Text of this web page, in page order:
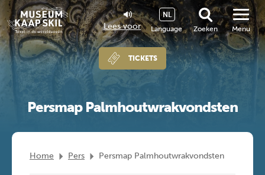
Lees voor Language
NL
Zoeken
TICKETS
Menu
Persmap Palmhoutwrakvondsten
Home Pers Persmap Palmhoutwrakvondsten